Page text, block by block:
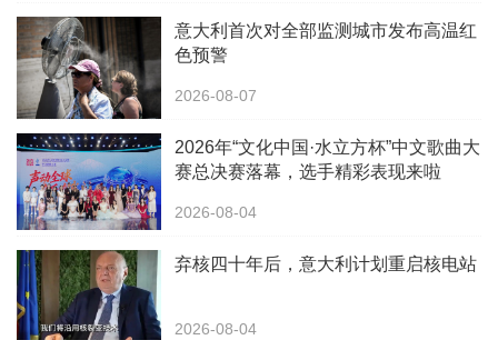
意大利首次对全部监测城市发布高温红
色预警
2026-08-07
2026年“文化中国·水立方杯”中文歌曲大
赛总决赛落幕，选手精彩表现来啦
2026-08-04
弃核四十年后，意大利计划重启核电站
2026-08-04